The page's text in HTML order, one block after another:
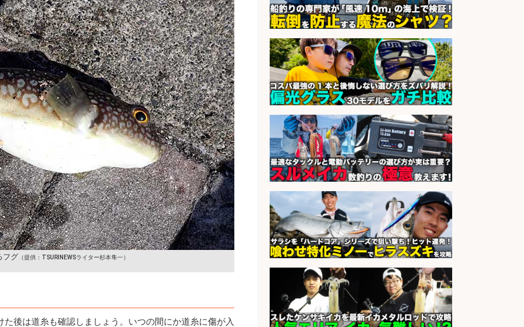
フグ （提供：TSURINEWSライター杉本隼一）
後は道糸も確認しましょう。いつの間にか道糸に傷が入
和食, 日本料理・懐石料理/店長・店
長候補/旬と手作りにこだわる!さか
なの価値を上げ、地域を元気に!店長
候補募集
会社名 博多 華吉 博多 華吉
sponsored by 求人ボックス
営業事務/「大津市」「時給1,300
円」小野駅徒歩6分/釣り具メーカー
の物流事務・営業アシスタント/残
業なし×土日祝休み×大型連休あり/
滋賀県/大津市
会社名 株式会社ホットスタッフ滋賀
sponsored by 求人ボックス
さらに求人情報を見る